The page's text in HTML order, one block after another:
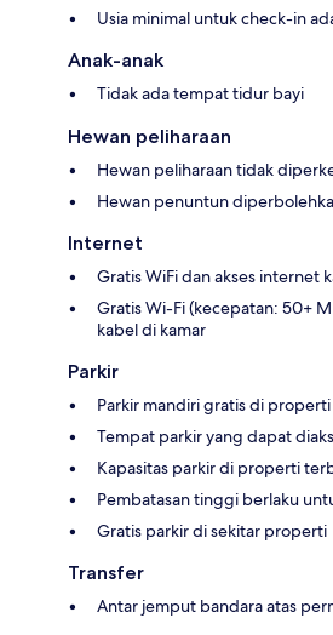
Usia minimal untuk check-in
Anak-anak
Tidak ada tempat tidur bayi
Hewan peliharaan
Hewan peliharaan tidak
Hewan penuntun
Internet
Gratis WiFi dan akses internet
Gratis Wi-Fi (kecepatan: 50+
kabel di kamar
Parkir
Parkir mandiri gratis di properti
Tempat parkir yang dapat
Kapasitas parkir di properti
Pembatasan tinggi berlaku
Gratis parkir di sekitar properti
Transfer
Antar jemput bandara atas